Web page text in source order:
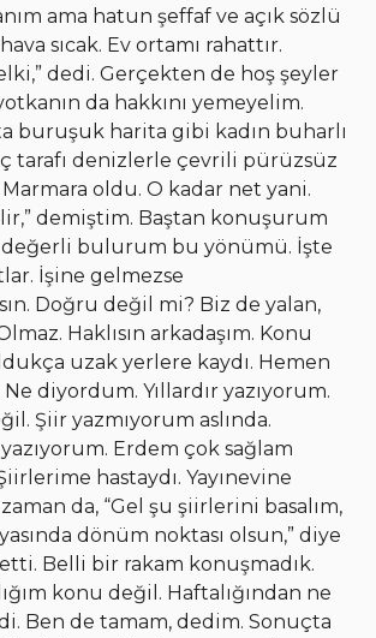
ama hatun şeffaf ve açık sözlü
sıcak. Ev ortamı rahattır.
dedi. Gerçekten de hoş şeyler
da hakkını yemeyelim.
buruşuk harita gibi kadın buharlı
tarafı denizlerle çevrili pürüzsüz
oldu. O kadar net yani.
demiştim. Baştan konuşurum
değerli bulurum bu yönümü. İşte
İşine gelmezse
Doğru değil mi? Biz de yalan,
Haklısın arkadaşım. Konu
uzak yerlere kaydı. Hemen
diyordum. Yıllardır yazıyorum.
Şiir yazmıyorum aslında.
yazıyorum. Erdem çok sağlam
hastaydı. Yayınevine
da, “Gel şu şiirlerini basalım,
dönüm noktası olsun,” diye
Belli bir rakam konuşmadık.
konu değil. Haftalığından ne
Ben de tamam, dedim. Sonuçta